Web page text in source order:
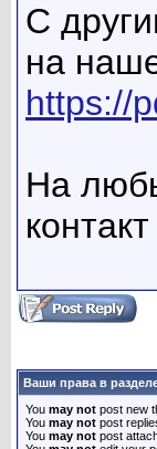
С
на
https://
На
Ваши права в
You may not post new
You may not post
You may not post